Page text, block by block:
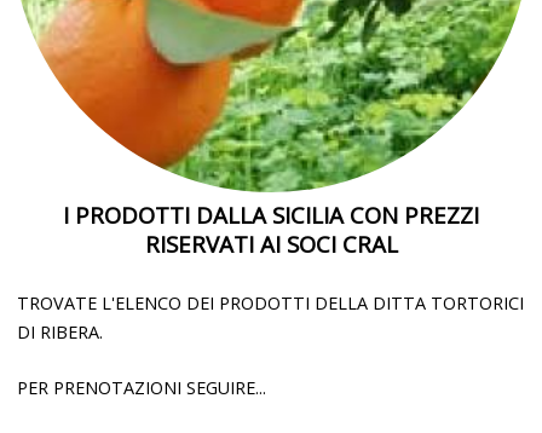
I PRODOTTI DALLA SICILIA CON PREZZI
RISERVATI AI SOCI CRAL
TROVATE L'ELENCO DEI PRODOTTI DELLA DITTA TORTORICI
DI RIBERA.
PER PRENOTAZIONI SEGUIRE...